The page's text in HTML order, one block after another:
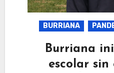
BURRIANA
Burriana
escolar sin